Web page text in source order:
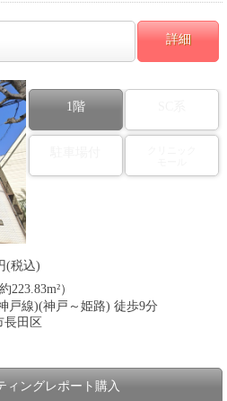
詳細
1階
(税込)
223.83m²）
戸線)(神戸～姫路) 徒歩9分
長田区
ィングレポート購入